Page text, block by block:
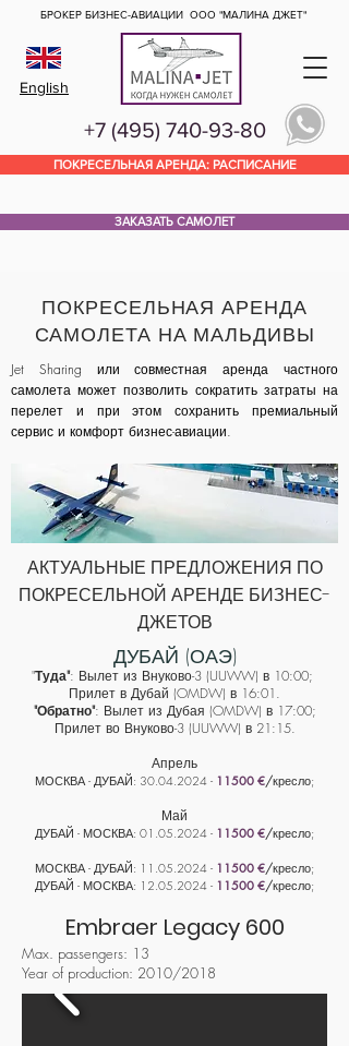
БРОКЕР БИЗНЕС-АВИАЦИИ ООО "МАЛИНА ДЖЕТ"
English
+7 (495) 740-93-80
ПОКРЕСЕЛЬНАЯ АРЕНДА: РАСПИСАНИЕ
ЗАКАЗАТЬ САМОЛЕТ
ПОКРЕСЕЛЬНАЯ АРЕНДА
САМОЛЕТА НА МАЛЬДИВЫ
Jet Sharing или совместная аренда частного
самолета может позволить сократить затраты на
перелет и при этом сохранить премиальный
сервис и комфорт бизнес-авиации.
АКТУАЛЬНЫЕ ПРЕДЛОЖЕНИЯ ПО
ПОКРЕСЕЛЬНОЙ АРЕНДЕ БИЗНЕС-
ДЖЕТОВ
ДУБАЙ (ОАЭ)
"Туда": Вылет из Внуково-3 (UUWW) в 10:00;
Прилет в Дубай (OMDW) в 16:01.
"Обратно": Вылет из Дубая (OMDW) в 17:00;
Прилет во Внуково-3 (UUWW) в 21:15.
Апрель
МОСКВА - ДУБАЙ: 30.04.2024 - 11500 €/кресло;
Май
ДУБАЙ - МОСКВА: 01.05.2024 - 1 1500 €/кресло;
МОСКВА - ДУБАЙ: 11 .05.2024 - 11500 €/кресло;
ДУБАЙ - МОСКВА: 12.05.2024 - 1 1500 €/кресло;
Embraer Legacy 600
Max. passengers: 13
Year of production: 2010/2018